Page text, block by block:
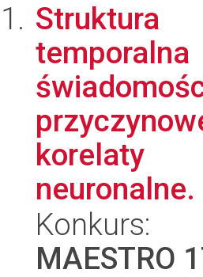
Struktura
temporalna
korelaty
neuronalne.
Konkurs:
MAESTRO